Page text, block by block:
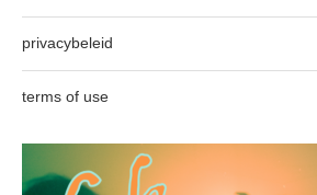
privacybeleid
terms of use